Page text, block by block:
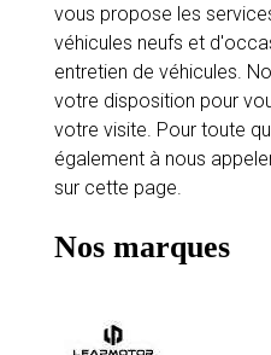
vous propose les
véhicules neufs et
entretien de véhicules.
votre disposition pour
votre visite. Pour toute
également à nous
sur cette page.
Nos marques